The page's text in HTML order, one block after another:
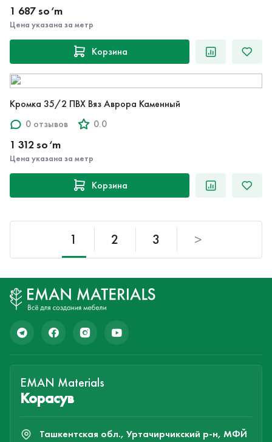
1 687 so‘m
Цена указана за метр
Корзина
Кромка 35/2 ПВХ Вяз Аврора Каменный
0 отзывов
0.0
1 312 so‘m
Цена указана за метр
Корзина
1 2 3 >
EMAN Materials
Корасув
Ташкентская обл., Уртачирчикский р-н, МФЙ